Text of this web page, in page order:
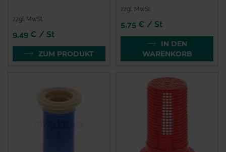
zzgl. MwSt.
9,49 € / St
ZUM PRODUKT
zzgl. MwSt.
5,75 € / St
IN DEN
WARENKORB